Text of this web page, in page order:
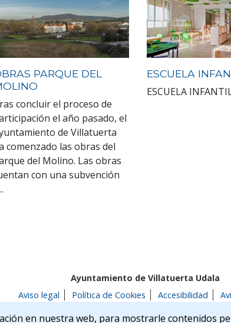
PARQUE DEL
concluir el proceso de
el año pasado, el
de Villatuerta
comenzado las obras del
del Molino. Las obras
con una subvención
ESCUELA
ESCUELA
Ayuntamiento de Villatuerta Udala
Aviso legal
Política de Cookies Accesibilidad
22 | 31132 | Villatuerta (NAVARRA)
Tel. 948 541175
en nuestra web, para mostrarle contenidos